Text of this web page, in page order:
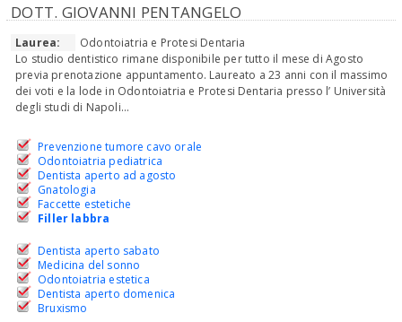
DOTT. GIOVANNI PENTANGELO
Laurea:
Odontoiatria e Protesi Dentaria
Lo studio dentistico rimane disponibile per tutto il mese di Agosto
previa prenotazione appuntamento. Laureato a 23 anni con il massimo
dei voti e la lode in Odontoiatria e Protesi Dentaria presso l’ Università
degli studi di Napoli...
Prevenzione tumore cavo orale
Odontoiatria pediatrica
Dentista aperto ad agosto
Gnatologia
Faccette estetiche
Filler labbra
Dentista aperto sabato
Medicina del sonno
Odontoiatria estetica
Dentista aperto domenica
Bruxismo